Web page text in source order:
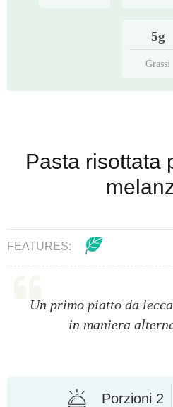
5g
Grassi
Pasta risottata
FEATURES:
Un primo piatto da
in maniera
Porzioni 2